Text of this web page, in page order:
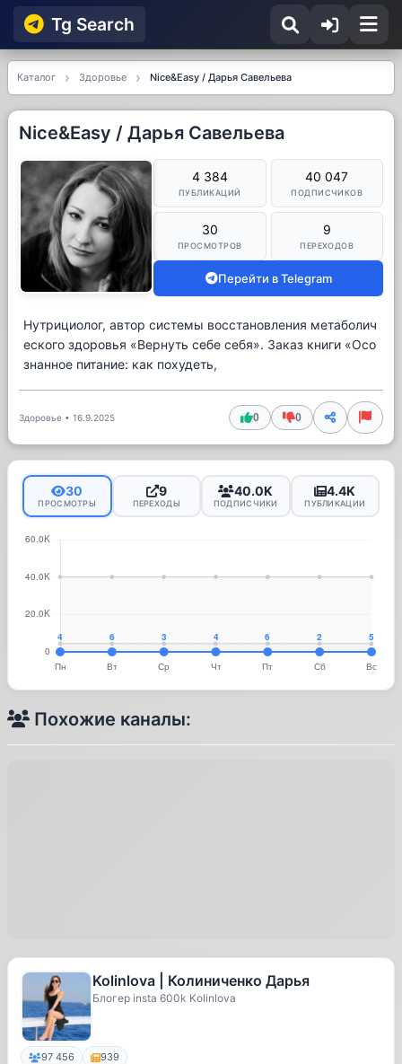
Tg Searсh
Каталог Здоровье Nice&Easy / Дарья Савельева
Nice&Easy / Дарья Савельева
4 384
ПУБЛИКАЦИЙ
40 047
ПОДПИСЧИКОВ
30
ПРОСМОТРОВ
9
ПЕРЕХОДОВ
Перейти в Telegram
Нутрициолог, автор системы восстановления метаболич
еского здоровья «Вернуть себе себя». Заказ книги «Осо
знанное питание: как похудеть,
Здоровье • 16.9.2025 0 0
30
ПРОСМОТРЫ
9
ПЕРЕХОДЫ
40.0K
ПОДПИСЧИКИ
4.4K
ПУБЛИКАЦИИ
Похожие каналы:
Kolinlova | Колиниченко Дарья
Блогер insta 600k Kolinlova
97 456 939